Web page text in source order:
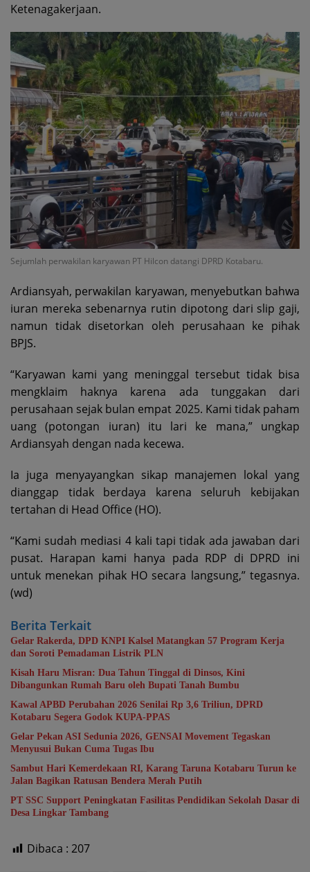
Ketenagakerjaan.
Sejumlah perwakilan karyawan PT Hilcon datangi DPRD Kotabaru.
Ardiansyah, perwakilan karyawan, menyebutkan bahwa
iuran mereka sebenarnya rutin dipotong dari slip gaji,
namun tidak disetorkan oleh perusahaan ke pihak
BPJS.
“Karyawan kami yang meninggal tersebut tidak bisa
mengklaim haknya karena ada tunggakan dari
perusahaan sejak bulan empat 2025. Kami tidak paham
uang (potongan iuran) itu lari ke mana,” ungkap
Ardiansyah dengan nada kecewa.
Ia juga menyayangkan sikap manajemen lokal yang
dianggap tidak berdaya karena seluruh kebijakan
tertahan di Head Office (HO).
“Kami sudah mediasi 4 kali tapi tidak ada jawaban dari
pusat. Harapan kami hanya pada RDP di DPRD ini
untuk menekan pihak HO secara langsung,” tegasnya.
(wd)
Berita Terkait
Gelar Rakerda, DPD KNPI Kalsel Matangkan 57 Program Kerja
dan Soroti Pemadaman Listrik PLN
Kisah Haru Misran: Dua Tahun Tinggal di Dinsos, Kini
Dibangunkan Rumah Baru oleh Bupati Tanah Bumbu
Kawal APBD Perubahan 2026 Senilai Rp 3,6 Triliun, DPRD
Kotabaru Segera Godok KUPA-PPAS
Gelar Pekan ASI Sedunia 2026, GENSAI Movement Tegaskan
Menyusui Bukan Cuma Tugas Ibu
Sambut Hari Kemerdekaan RI, Karang Taruna Kotabaru Turun ke
Jalan Bagikan Ratusan Bendera Merah Putih
PT SSC Support Peningkatan Fasilitas Pendidikan Sekolah Dasar di
Desa Lingkar Tambang
Dibaca : 207